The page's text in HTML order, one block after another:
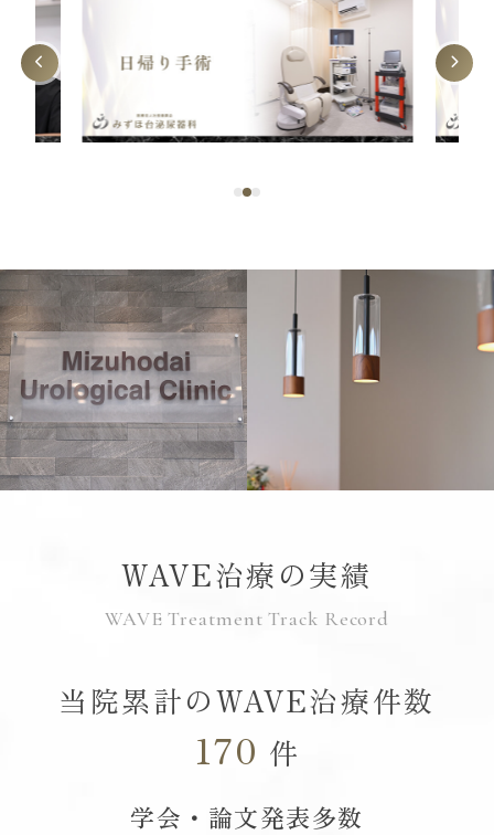
WAVE治療の実績
WAVE Treatment Track Record
当院累計のWAVE治療件数
170 件
学会・論文発表多数